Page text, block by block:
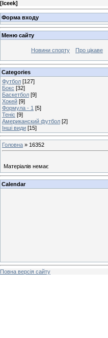
[Iceek]
Форма входу
Меню сайту
Новини спорту Про цікаве
Categories
Футбол [127]
Бокс [32]
Баскетбол [9]
Хокей [9]
Формула - 1 [5]
Теніс [9]
Американский футбол [2]
Інші види [15]
Головна » 16352
Матеріалів немає
Calendar
Повна версія сайту